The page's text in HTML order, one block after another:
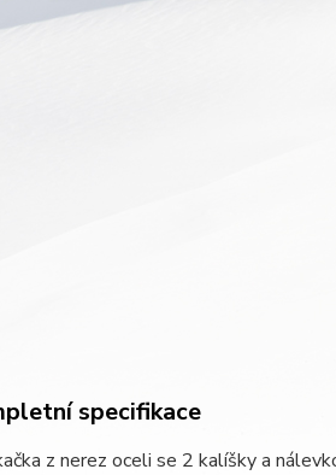
specifikace
z nerez oceli se 2 kalíšky a